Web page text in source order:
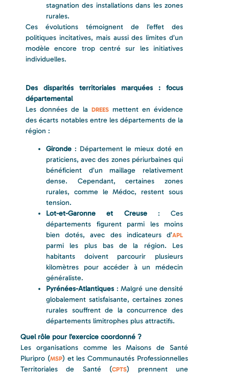
stagnation des installations dans les zones
rurales.
Ces évolutions témoignent de l’effet des
politiques incitatives, mais aussi des limites d’un
modèle encore trop centré sur les initiatives
individuelles.
Des disparités territoriales marquées : focus
départemental
Les données de la DREES mettent en évidence
des écarts notables entre les départements de la
région :
Gironde : Département le mieux doté en
praticiens, avec des zones périurbaines qui
bénéficient d’un maillage relativement
dense. Cependant, certaines zones
rurales, comme le Médoc, restent sous
tension.
Lot-et-Garonne et Creuse: Ces
départements figurent parmi les moins
bien dotés, avec des indicateurs d’APL
parmi les plus bas de la région. Les
habitants doivent parcourir plusieurs
kilomètres pour accéder à un médecin
généraliste.
Pyrénées-Atlantiques : Malgré une densité
globalement satisfaisante, certaines zones
rurales souffrent de la concurrence des
départements limitrophes plus attractifs.
Quel rôle pour l’exercice coordonné ?
Les organisations comme les Maisons de Santé
Pluripro (MSP) et les Communautés Professionnelles
Territoriales de Santé (CPTS) prennent une